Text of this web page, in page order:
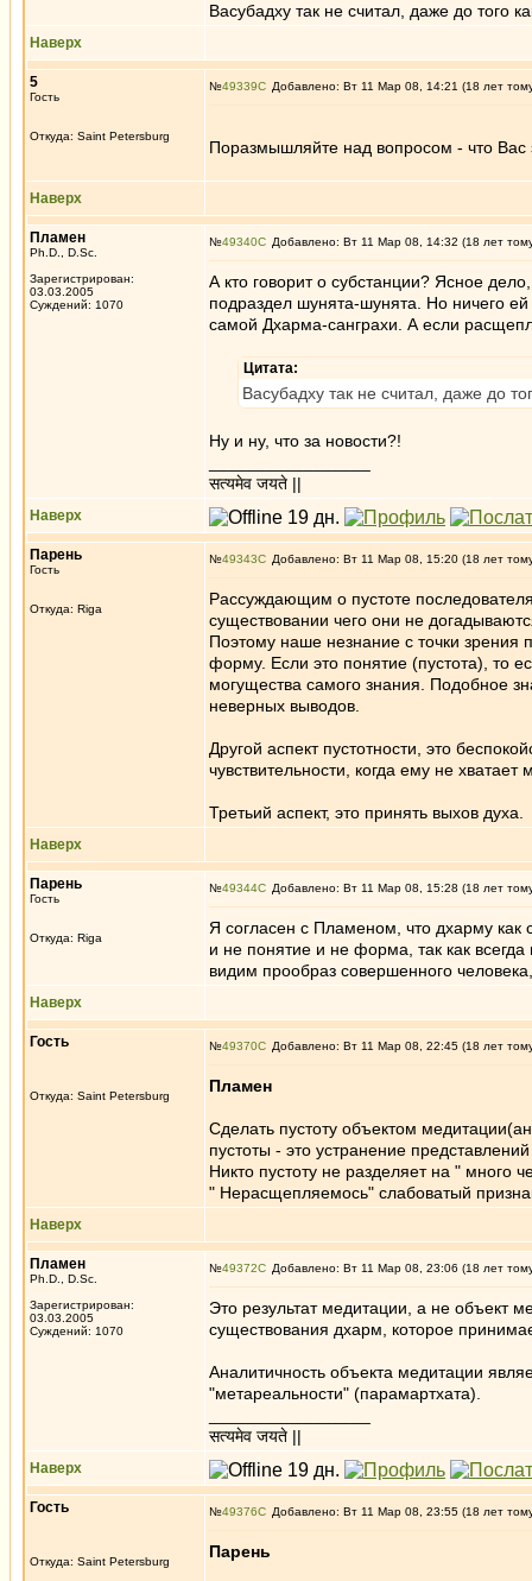
Васубадху так не считал, даже до того
Наверх
5
Гость
Откуда: Saint Petersburg
№49339 Добавлено: Вт 11 Мар 08, 14:21 (18 лет
Поразмышляйте над вопросом - что Вас
Наверх
Пламен
Ph.D., D.Sc.
Зарегистрирован:
03.03.2005
Суждений: 1070
№49340 Добавлено: Вт 11 Мар 08, 14:32 (18 лет
А кто говорит о субстанции? Ясное
подраздел шунята-шунята. Но ничего
самой Дхарма-санграхи. А если
Цитата:
Васубадху так не считал, даже до
Ну и ну, что за новости?!
सत्यमेव जयते ||
Наверх
Парень
Гость
Откуда: Riga
№49343 Добавлено: Вт 11 Мар 08, 15:20 (18 лет
Рассуждающим о пустоте
существовании чего они не
Поэтому наше незнание с точки
форму. Если это понятие (пустота), то
могущества самого знания. Подобное
неверных выводов.
Другой аспект пустотности, это
чувствительности, когда ему не
Третьий аспект, это принять выхов духа.
Наверх
Парень
Гость
Откуда: Riga
№49344 Добавлено: Вт 11 Мар 08, 15:28 (18 лет
Я согласен с Пламеном, что дхарму
и не понятие и не форма, так как
видим прообраз совершенного
Наверх
Гость
Откуда: Saint Petersburg
№49370 Добавлено: Вт 11 Мар 08, 22:45 (18 лет
Пламен
Сделать пустоту объектом
пустоты - это устранение
Никто пустоту не разделяет на " много
" Нерасщепляемось" слабоватый
Наверх
Пламен
Ph.D., D.Sc.
Зарегистрирован:
03.03.2005
Суждений: 1070
№49372 Добавлено: Вт 11 Мар 08, 23:06 (18 лет
Это результат медитации, а не объект
существования дхарм, которое
Аналитичность объекта медитации
"метареальности" (парамартхата).
सत्यमेव जयते ||
Наверх
Гость
Откуда: Saint Petersburg
№49376 Добавлено: Вт 11 Мар 08, 23:55 (18 лет
Парень